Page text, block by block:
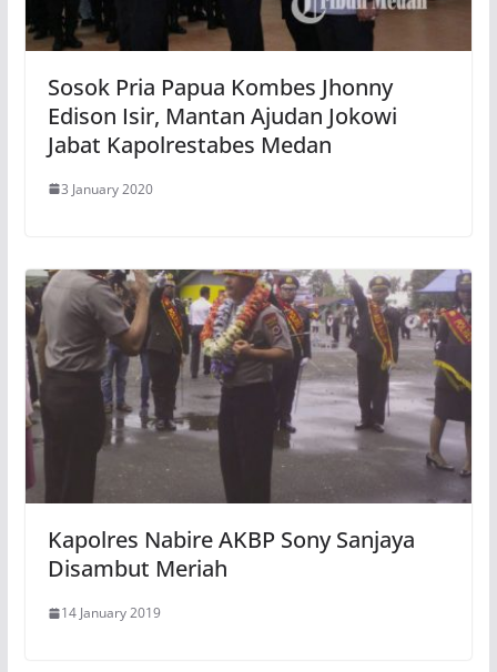
Sosok Pria Papua Kombes Jhonny
Edison Isir, Mantan Ajudan Jokowi
Jabat Kapolrestabes Medan
3 January 2020
Kapolres Nabire AKBP Sony Sanjaya
Disambut Meriah
14 January 2019